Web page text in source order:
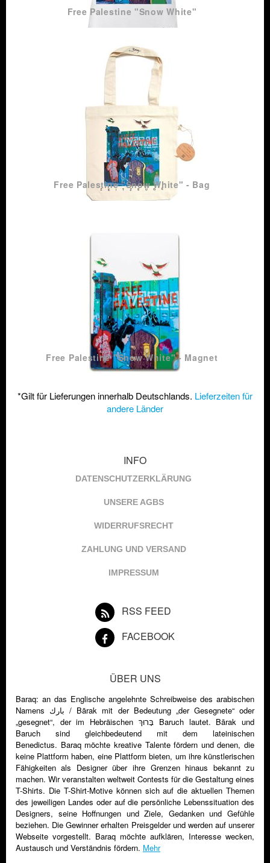
Free Palestine "Snow White"
Free Palestine "Snow White" - Bag
Free Palestine "Snow White" - Magnet
*Gilt für Lieferungen innerhalb Deutschlands. Lieferzeiten für
andere Länder
INFO
DATENSCHUTZERKLÄRUNG
UNSERE AGBS
WIDERRUFSRECHT
ZAHLUNG UND VERSAND
IMPRESSUM
RSS FEED
FACEBOOK
ÜBER UNS
Baraq: an das Englische angelehnte Schreibweise des arabischen
Namens ‏بارك‎ / Bārak mit der Bedeutung „der Gesegnete“ oder
„gesegnet“, der im Hebräischen בָּרוּךְ Baruch lautet. Bārak und
Baruch sind gleichbedeutend mit dem lateinischen
Benedictus. Baraq möchte kreative Talente fördern und denen, die
keine Plattform haben, eine Plattform bieten, um ihre künstlerischen
Fähigkeiten als Designer über ihre Grenzen hinaus bekannt zu
machen. Wir veranstalten weltweit Contests für die Gestaltung eines
T-Shirts. Die T-Shirt-Motive können sich auf die aktuellen Themen
des jeweiligen Landes oder auf die persönliche Lebenssituation des
Designers, seine Hoffnungen und Ziele, Gedanken und Gefühle
beziehen. Die Gewinner erhalten Preisgelder und werden auf unserer
Webseite vorgestellt. Baraq möchte aufklären, Interesse wecken,
Austausch und Verständnis fördern. Mehr